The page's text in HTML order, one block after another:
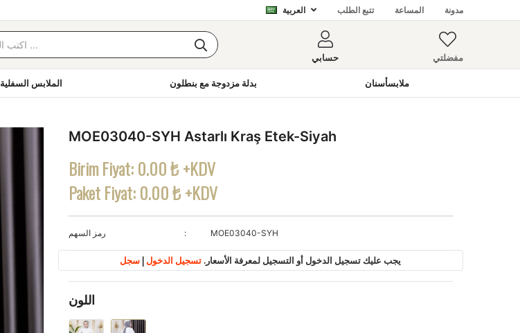
العربية تتبع الطلب المساعة مدونة
حسابي مفضلتي
الملابس السفلية بدلة مزدوجة مع بنطلون ملابسأسنان
MOE03040-SYH Astarlı Kraş Etek-Siyah
Birim Fiyat:0.00 ₺ +KDV
Paket Fiyat:0.00 ₺ +KDV
رمز السهم MOE03040-SYH
يجب عليك تسجيل الدخول أو التسجيل لمعرفة الأسعار. تسجيل الدخول | سجل
اللون